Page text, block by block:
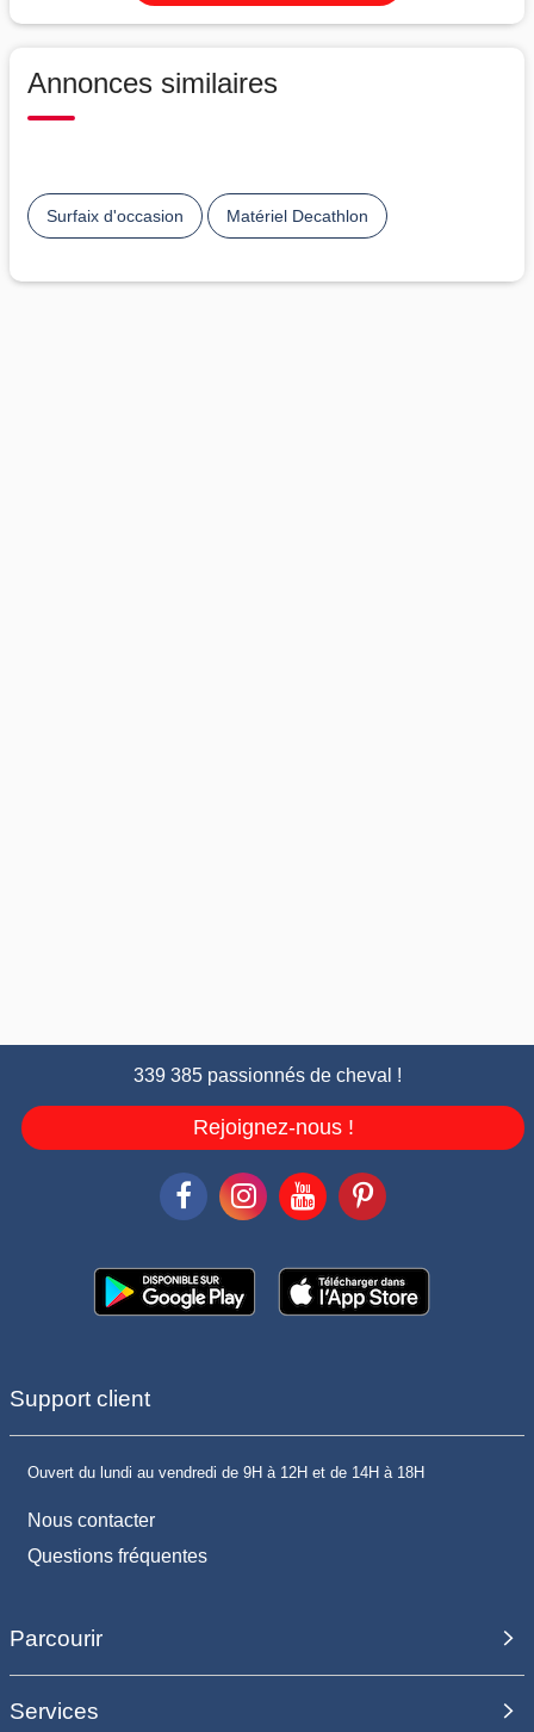
Annonces similaires
Surfaix d'occasion Matériel Decathlon
339 385 passionnés de cheval !
Rejoignez-nous !
Support client
Ouvert du lundi au vendredi de 9H à 12H et de 14H à 18H
Nous contacter
Questions fréquentes
Parcourir
Services